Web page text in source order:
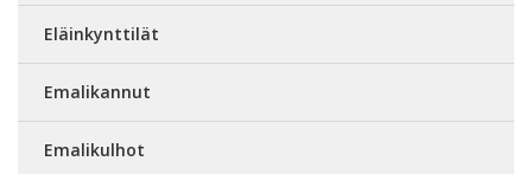
Eläinkynttilät
Emalikannut
Emalikulhot